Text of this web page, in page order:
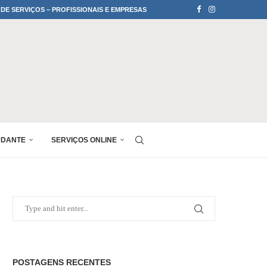
SERVIÇOS – PROFISSIONAIS E EMPRESAS
SERVIÇOS ONLINE
POSTAGENS RECENTES